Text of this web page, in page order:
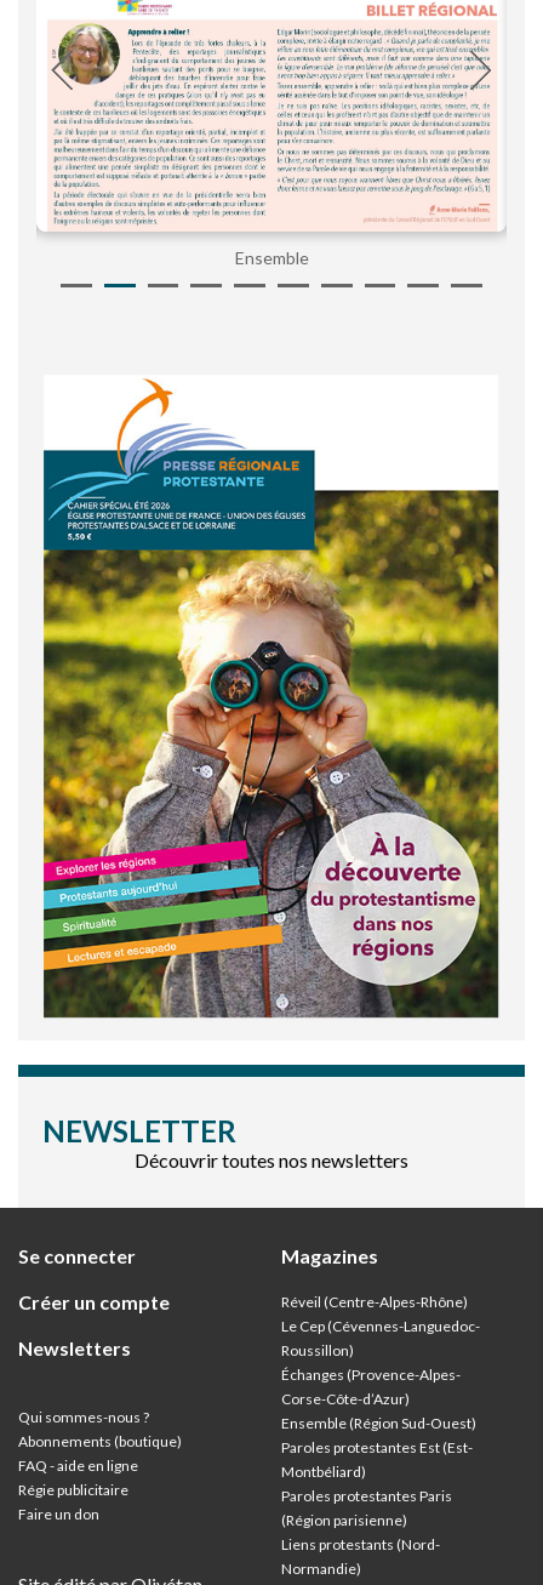
Ensemble
NEWSLETTER
Découvrir toutes nos newsletters
Se connecter
Créer un compte
Newsletters
Qui sommes-nous ?
Abonnements (boutique)
FAQ - aide en ligne
Régie publicitaire
Faire un don
Magazines
Réveil (Centre-Alpes-Rhône)
Le Cep (Cévennes-Languedoc-
Roussillon)
Échanges (Provence-Alpes-
Corse-Côte-d’Azur)
Ensemble (Région Sud-Ouest)
Paroles protestantes Est (Est-
Montbéliard)
Paroles protestantes Paris
(Région parisienne)
Liens protestants (Nord-
Normandie)